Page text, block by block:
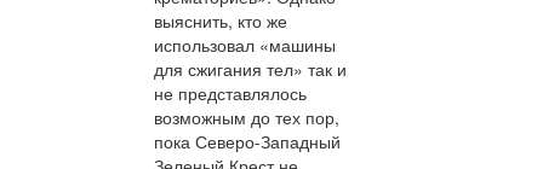
выяснить, кто же
использовал «машины
для сжигания тел» так и
не представлялось
возможным до тех пор,
пока Северо-Западный